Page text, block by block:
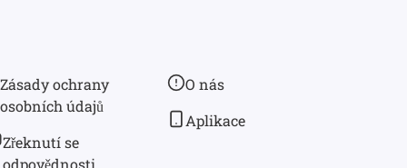
Zásady ochrany
osobních údajů
Zřeknutí se
odpovědnosti
O nás
Aplikace